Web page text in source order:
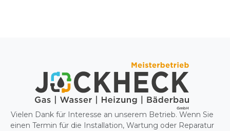
Vielen Dank für Interesse an unserem Betrieb. Wenn Sie
einen Termin für die Installation, Wartung oder Reparatur